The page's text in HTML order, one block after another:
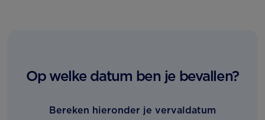
Op welke datum ben je bevallen?
Bereken hieronder je vervaldatum